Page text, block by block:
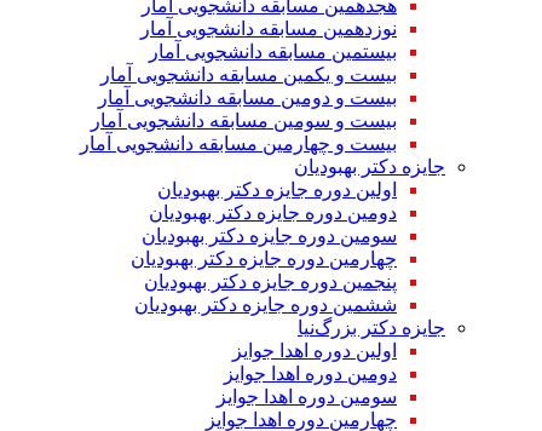
هجدهمین مسابقه دانشجویی آمار
نوزدهمین مسابقه دانشجویی آمار
بیستمین مسابقه دانشجویی آمار
بیست و یکمین مسابقه دانشجویی آمار
بیست و دومین مسابقه دانشجویی آمار
بیست و سومین مسابقه دانشجویی آمار
بیست و چهارمین مسابقه دانشجویی آمار
جایزه دکتر بهبودیان
اولین دوره جایزه دکتر بهبودیان
دومین دوره جایزه دکتر بهبودیان
سومین دوره جایزه دکتر بهبودیان
چهارمین دوره جایزه دکتر بهبودیان
پنجمین دوره جایزه دکتر بهبودیان
ششمین دوره جایزه دکتر بهبودیان
جایزه دکتر بزرگ‌نیا
اولین دوره اهدا جوایز
دومین دوره اهدا جوایز
سومین دوره اهدا جوایز
چهارمین دوره اهدا جوایز